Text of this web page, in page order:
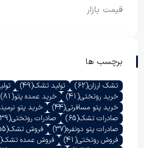
قیمت بازار
برچسب ها
تشک ارزان(62) تولید تشک(49)
خرید روتختی(41) خرید عمده پتو(81)
خرید پتو مسافرتی(44) خرید پتو
صادرات تشک(65) صادرات روتختی(39)
صادرات پتو دونفره(37) فروش تشک(55)
فروش روتختی(41) فروش عمده تشک(45)